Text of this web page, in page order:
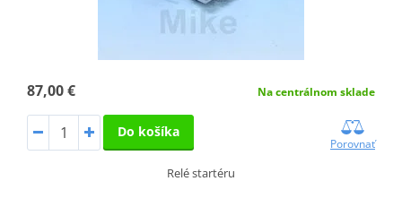
87,00 € Na centrálnom sklade
Do košíka
Porovnať
Relé startéru